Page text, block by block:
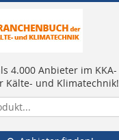
4.000 Anbieter im KKA-
Kälte- und Klimatechnik!